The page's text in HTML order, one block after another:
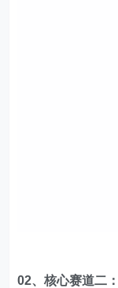
02、核心赛道二